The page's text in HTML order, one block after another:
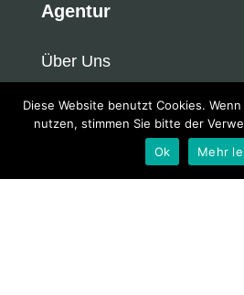
Agentur
Über Uns
Newsroom
Diese Website benutzt Cookies.
nutzen, stimmen Sie bitte der
Ok
Mehr